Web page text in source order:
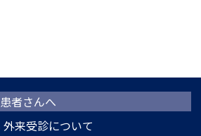
患者さんへ
外来受診について